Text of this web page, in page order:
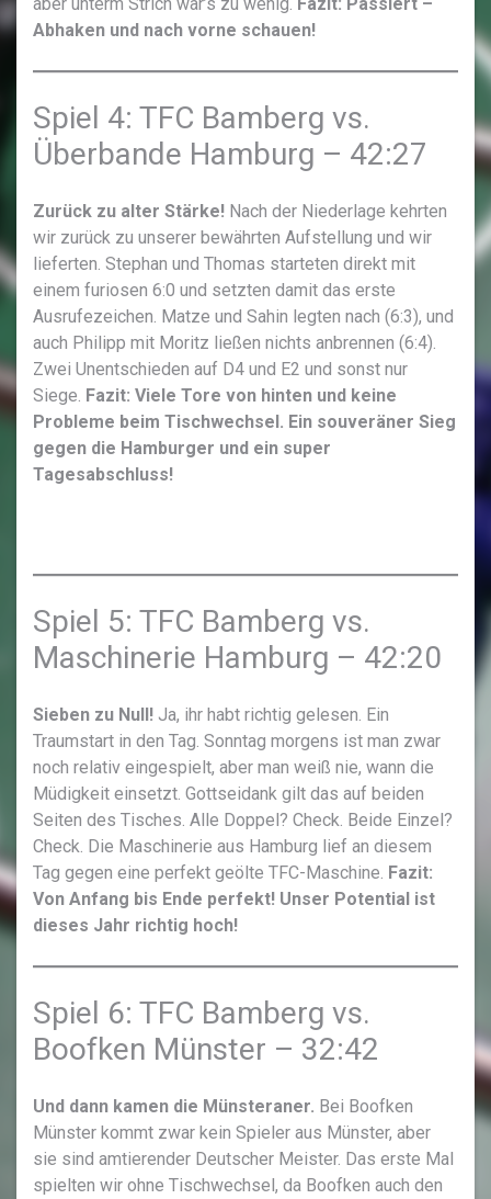
Abhaken und nach vorne schauen!
Spiel 4: TFC Bamberg vs.
Überbande Hamburg – 42:27
Zurück zu alter Stärke! Nach der Niederlage kehrten
wir zurück zu unserer bewährten Aufstellung und wir
lieferten. Stephan und Thomas starteten direkt mit
einem furiosen 6:0 und setzten damit das erste
Ausrufezeichen. Matze und Sahin legten nach (6:3), und
auch Philipp mit Moritz ließen nichts anbrennen (6:4).
Zwei Unentschieden auf D4 und E2 und sonst nur
Siege. Fazit: Viele Tore von hinten und keine
Probleme beim Tischwechsel. Ein souveräner Sieg
gegen die Hamburger und ein super
Tagesabschluss!
Spiel 5: TFC Bamberg vs.
Maschinerie Hamburg – 42:20
Sieben zu Null! Ja, ihr habt richtig gelesen. Ein
Traumstart in den Tag. Sonntag morgens ist man zwar
noch relativ eingespielt, aber man weiß nie, wann die
Müdigkeit einsetzt. Gottseidank gilt das auf beiden
Seiten des Tisches. Alle Doppel? Check. Beide Einzel?
Check. Die Maschinerie aus Hamburg lief an diesem
Tag gegen eine perfekt geölte TFC-Maschine. Fazit:
Von Anfang bis Ende perfekt! Unser Potential ist
dieses Jahr richtig hoch!
Spiel 6: TFC Bamberg vs.
Boofken Münster – 32:42
Und dann kamen die Münsteraner. Bei Boofken
Münster kommt zwar kein Spieler aus Münster, aber
sie sind amtierender Deutscher Meister. Das erste Mal
spielten wir ohne Tischwechsel, da Boofken auch den